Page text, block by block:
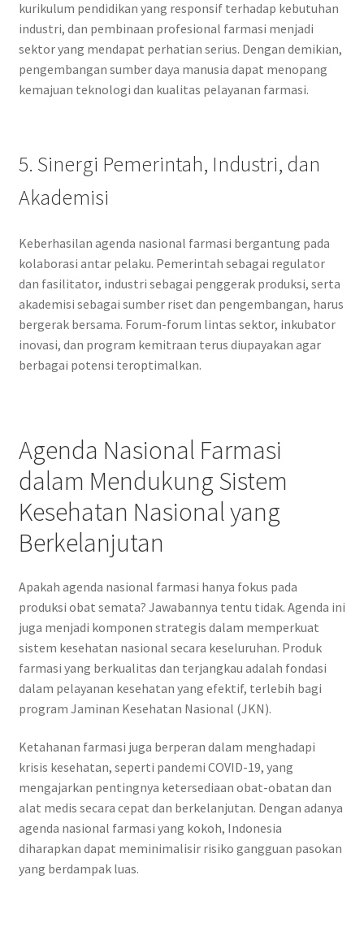
kurikulum pendidikan yang responsif terhadap kebutuhan
industri, dan pembinaan profesional farmasi menjadi
sektor yang mendapat perhatian serius. Dengan demikian,
pengembangan sumber daya manusia dapat menopang
kemajuan teknologi dan kualitas pelayanan farmasi.
5. Sinergi Pemerintah, Industri, dan
Akademisi
Keberhasilan agenda nasional farmasi bergantung pada
kolaborasi antar pelaku. Pemerintah sebagai regulator
dan fasilitator, industri sebagai penggerak produksi, serta
akademisi sebagai sumber riset dan pengembangan, harus
bergerak bersama. Forum-forum lintas sektor, inkubator
inovasi, dan program kemitraan terus diupayakan agar
berbagai potensi teroptimalkan.
Agenda Nasional Farmasi
dalam Mendukung Sistem
Kesehatan Nasional yang
Berkelanjutan
Apakah agenda nasional farmasi hanya fokus pada
produksi obat semata? Jawabannya tentu tidak. Agenda ini
juga menjadi komponen strategis dalam memperkuat
sistem kesehatan nasional secara keseluruhan. Produk
farmasi yang berkualitas dan terjangkau adalah fondasi
dalam pelayanan kesehatan yang efektif, terlebih bagi
program Jaminan Kesehatan Nasional (JKN).
Ketahanan farmasi juga berperan dalam menghadapi
krisis kesehatan, seperti pandemi COVID-19, yang
mengajarkan pentingnya ketersediaan obat-obatan dan
alat medis secara cepat dan berkelanjutan. Dengan adanya
agenda nasional farmasi yang kokoh, Indonesia
diharapkan dapat meminimalisir risiko gangguan pasokan
yang berdampak luas.